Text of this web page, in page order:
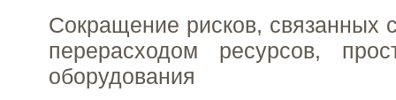
Сокращение рисков, связанных
перерасходом ресурсов,
оборудования